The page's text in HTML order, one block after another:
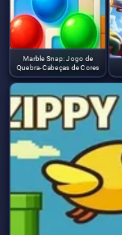
Marble Snap: Jogo de
Quebra-Cabeças de Cores